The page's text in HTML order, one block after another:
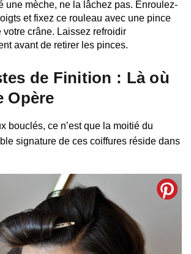
une mèche, ne la lâchez pas. Enroulez-
et fixez ce rouleau avec une pince
votre crâne. Laissez refroidir
avant de retirer les pinces.
de Finition : Là où
Opère
bouclés, ce n’est que la moitié du
signature de ces coiffures réside dans